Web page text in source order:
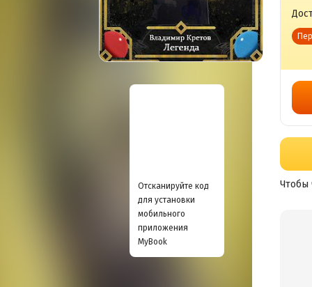
Отсканируйте код
для установки
мобильного
приложения
MyBook
Чтобы